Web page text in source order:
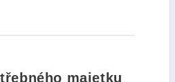
majetku